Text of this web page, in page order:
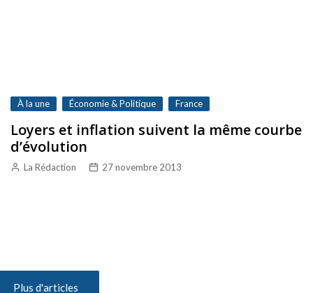
À la une Économie & Politique France
Loyers et inflation suivent la même courbe
d’évolution
La Rédaction 27 novembre 2013
Plus d'articles